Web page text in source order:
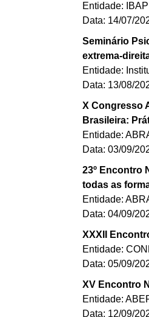
Entidade:
Data: 14/07/
Seminário
extrema-
Entidade:
Data: 13/08/
X Congresso
Brasileira:
Entidade:
Data: 03/09/
23º Encontro
todas as
Entidade:
Data: 04/09/
XXXII
Entidade:
Data: 05/09/
XV Encontro
Entidade:
Data: 12/09/